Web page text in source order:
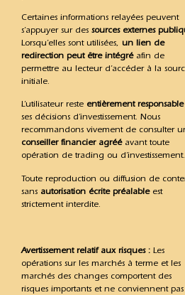
Certaines informations relayées peuvent
s’appuyer sur des sources externes
Lorsqu’elles sont utilisées, un lien de
redirection peut être intégréafin de
permettre au lecteur d’accéder à la
initiale.
L’utilisateur reste entièrement responsable
ses décisions d’investissement. Nous
recommandons vivement de consulter
conseiller financier agrééavant toute
opération de trading ou d’investissement.
Toute reproduction ou diffusion de
sans autorisation écrite préalableest
strictement interdite.
Avertissement relatif aux risques : Les
opérations sur les marchés à terme et les
marchés des changes comportent des
risques importants et ne conviennent pas